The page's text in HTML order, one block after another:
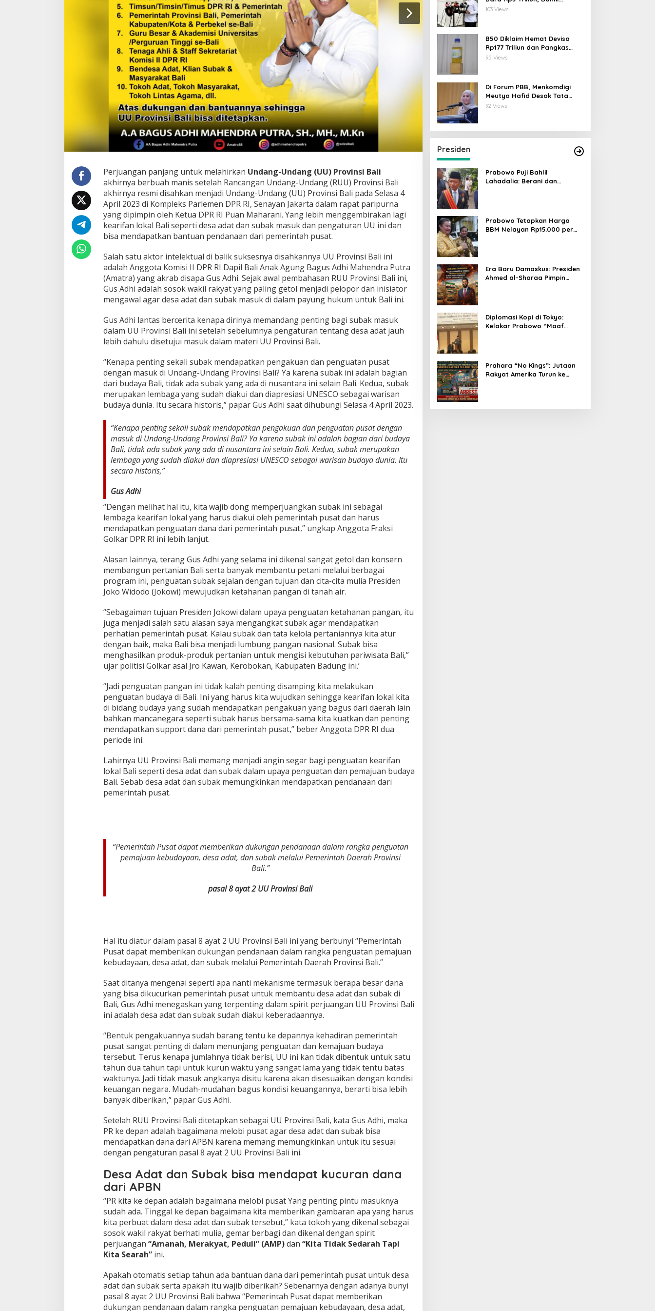
t
d
a
n
S
u
b
a
k
d
i
B
a
l
i
M
e
a
p
a
P
e
n
d
a
a
n
A
P
B
T
a
h
2
0
2
4
Perjuangan panjang untuk melahirkan Undang-Undang (UU) Provinsi Bali
akhirnya berbuah manis setelah Rancangan Undang-Undang (RUU) Provinsi Bali
akhirnya resmi disahkan menjadi Undang-Undang (UU) Provinsi Bali pada Selasa 4
April 2023 di Kompleks Parlemen DPR RI, Senayan Jakarta dalam rapat paripurna
yang dipimpin oleh Ketua DPR RI Puan Maharani. Yang lebih menggembirakan lagi
kearifan lokal Bali seperti desa adat dan subak masuk dan pengaturan UU ini dan
bisa mendapatkan bantuan pendanaan dari pemerintah pusat.
Salah satu aktor intelektual di balik suksesnya disahkannya UU Provinsi Bali ini
adalah Anggota Komisi II DPR RI Dapil Bali Anak Agung Bagus Adhi Mahendra Putra
(Amatra) yang akrab disapa Gus Adhi. Sejak awal pembahasan RUU Provinsi Bali ini,
Gus Adhi adalah sosok wakil rakyat yang paling getol menjadi pelopor dan inisiator
mengawal agar desa adat dan subak masuk di dalam payung hukum untuk Bali ini.
Gus Adhi lantas bercerita kenapa dirinya memandang penting bagi subak masuk
dalam UU Provinsi Bali ini setelah sebelumnya pengaturan tentang desa adat jauh
lebih dahulu disetujui masuk dalam materi UU Provinsi Bali.
“Kenapa penting sekali subak mendapatkan pengakuan dan penguatan pusat
dengan masuk di Undang-Undang Provinsi Bali? Ya karena subak ini adalah bagian
dari budaya Bali, tidak ada subak yang ada di nusantara ini selain Bali. Kedua, subak
merupakan lembaga yang sudah diakui dan diapresiasi UNESCO sebagai warisan
budaya dunia. Itu secara historis,” papar Gus Adhi saat dihubungi Selasa 4 April 2023.
“Kenapa penting sekali subak mendapatkan pengakuan dan penguatan pusat dengan
masuk di Undang-Undang Provinsi Bali? Ya karena subak ini adalah bagian dari budaya
Bali, tidak ada subak yang ada di nusantara ini selain Bali. Kedua, subak merupakan
lembaga yang sudah diakui dan diapresiasi UNESCO sebagai warisan budaya dunia. Itu
secara historis,”
Gus Adhi
“Dengan melihat hal itu, kita wajib dong memperjuangkan subak ini sebagai
lembaga kearifan lokal yang harus diakui oleh pemerintah pusat dan harus
mendapatkan penguatan dana dari pemerintah pusat,” ungkap Anggota Fraksi
Golkar DPR RI ini lebih lanjut.
Alasan lainnya, terang Gus Adhi yang selama ini dikenal sangat getol dan konsern
membangun pertanian Bali serta banyak membantu petani melalui berbagai
program ini, penguatan subak sejalan dengan tujuan dan cita-cita mulia Presiden
Joko Widodo (Jokowi) mewujudkan ketahanan pangan di tanah air.
“Sebagaiman tujuan Presiden Jokowi dalam upaya penguatan ketahanan pangan, itu
juga menjadi salah satu alasan saya mengangkat subak agar mendapatkan
perhatian pemerintah pusat. Kalau subak dan tata kelola pertaniannya kita atur
dengan baik, maka Bali bisa menjadi lumbung pangan nasional. Subak bisa
menghasilkan produk-produk pertanian untuk mengisi kebutuhan pariwisata Bali,”
ujar politisi Golkar asal Jro Kawan, Kerobokan, Kabupaten Badung ini.’
“Jadi penguatan pangan ini tidak kalah penting disamping kita melakukan
penguatan budaya di Bali. Ini yang harus kita wujudkan sehingga kearifan lokal kita
di bidang budaya yang sudah mendapatkan pengakuan yang bagus dari daerah lain
bahkan mancanegara seperti subak harus bersama-sama kita kuatkan dan penting
mendapatkan support dana dari pemerintah pusat,” beber Anggota DPR RI dua
periode ini.
Lahirnya UU Provinsi Bali memang menjadi angin segar bagi penguatan kearifan
lokal Bali seperti desa adat dan subak dalam upaya penguatan dan pemajuan budaya
Bali. Sebab desa adat dan subak memungkinkan mendapatkan pendanaan dari
pemerintah pusat.
“Pemerintah Pusat dapat memberikan dukungan pendanaan dalam rangka penguatan
pemajuan kebudayaan, desa adat, dan subak melalui Pemerintah Daerah Provinsi
Bali.”
pasal 8 ayat 2 UU Provinsi Bali
Hal itu diatur dalam pasal 8 ayat 2 UU Provinsi Bali ini yang berbunyi “Pemerintah
Pusat dapat memberikan dukungan pendanaan dalam rangka penguatan pemajuan
kebudayaan, desa adat, dan subak melalui Pemerintah Daerah Provinsi Bali.”
Saat ditanya mengenai seperti apa nanti mekanisme termasuk berapa besar dana
yang bisa dikucurkan pemerintah pusat untuk membantu desa adat dan subak di
Bali, Gus Adhi menegaskan yang terpenting dalam spirit perjuangan UU Provinsi Bali
ini adalah desa adat dan subak sudah diakui keberadaannya.
“Bentuk pengakuannya sudah barang tentu ke depannya kehadiran pemerintah
pusat sangat penting di dalam menunjang penguatan dan kemajuan budaya
tersebut. Terus kenapa jumlahnya tidak berisi, UU ini kan tidak dibentuk untuk satu
tahun dua tahun tapi untuk kurun waktu yang sangat lama yang tidak tentu batas
waktunya. Jadi tidak masuk angkanya disitu karena akan disesuaikan dengan kondisi
keuangan negara. Mudah-mudahan bagus kondisi keuangannya, berarti bisa lebih
banyak diberikan,” papar Gus Adhi.
Setelah RUU Provinsi Bali ditetapkan sebagai UU Provinsi Bali, kata Gus Adhi, maka
PR ke depan adalah bagaimana melobi pusat agar desa adat dan subak bisa
mendapatkan dana dari APBN karena memang memungkinkan untuk itu sesuai
dengan pengaturan pasal 8 ayat 2 UU Provinsi Bali ini.
Desa Adat dan Subak bisa mendapat kucuran dana
dari APBN
“PR kita ke depan adalah bagaimana melobi pusat Yang penting pintu masuknya
sudah ada. Tinggal ke depan bagaimana kita memberikan gambaran apa yang harus
kita perbuat dalam desa adat dan subak tersebut,” kata tokoh yang dikenal sebagai
sosok wakil rakyat berhati mulia, gemar berbagi dan dikenal dengan spirit
perjuangan “Amanah, Merakyat, Peduli” (AMP)dan “Kita Tidak Sedarah Tapi
Kita Searah”ini.
Apakah otomatis setiap tahun ada bantuan dana dari pemerintah pusat untuk desa
adat dan subak serta apakah itu wajib diberikah? Sebenarnya dengan adanya bunyi
pasal 8 ayat 2 UU Provinsi Bali bahwa “Pemerintah Pusat dapat memberikan
dukungan pendanaan dalam rangka penguatan pemajuan kebudayaan, desa adat,
Lahadalia: ESDM Siap Berikan
103 Views
B50 Diklaim Hemat Devisa
Rp177 Triliun dan Pangkas
Emisi 44 Juta Ton CO₂
95 Views
Di Forum PBB, Menkomdigi
Meutya Hafid Desak Tata
Kelola AI Global Utamakan
92 Views
Presiden
Prabowo Puji Bahlil
Lahadalia: Berani dan
Prabowo Tetapkan Harga
BBM Nelayan Rp15.000 per
Era Baru Damaskus: Presiden
Ahmed al-Sharaa Pimpin
Diplomasi Kopi di Tokyo:
Kelakar Prabowo “Maaf
Prahara “No Kings”: Jutaan
Rakyat Amerika Turun ke